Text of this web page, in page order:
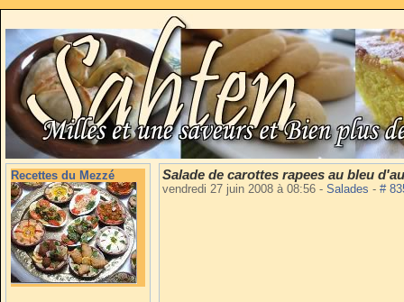
Recettes du Mezzé Salade de carottes rapees au bleu
vendredi 27 juin 2008 à 08:56 - Salades - #